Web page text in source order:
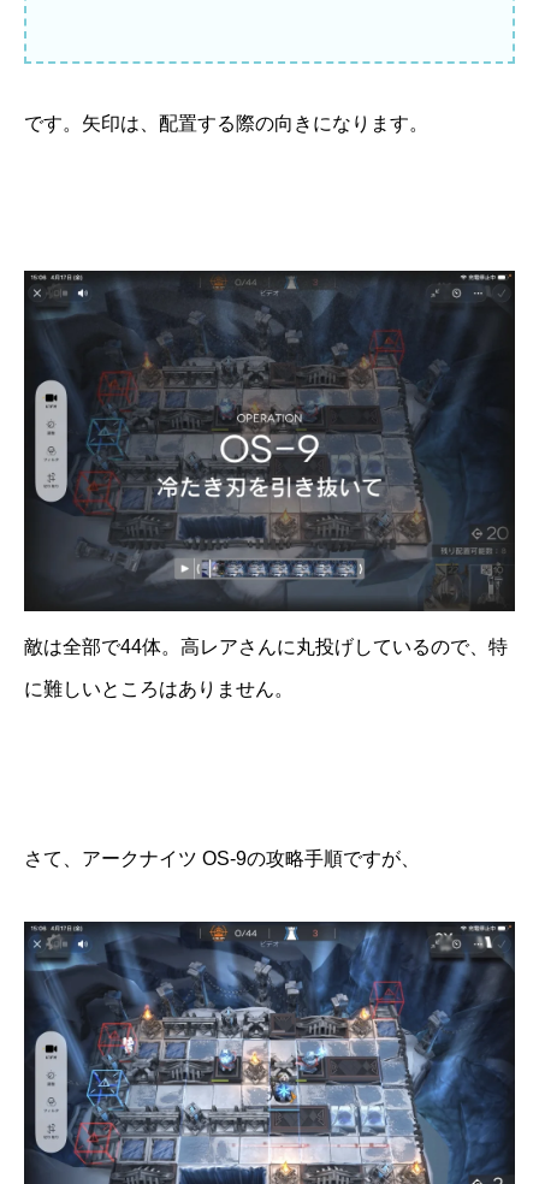
です。矢印は、配置する際の向きになります。
敵は全部で44体。高レアさんに丸投げしているので、特
に難しいところはありません。
さて、アークナイツ OS-9の攻略手順ですが、